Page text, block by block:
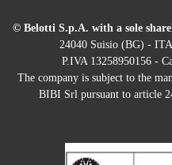
© Belotti S.p.A. with a sole
24040 Suisio (BG) -
P.IVA 13258950156 -
The company is subject to the
BIBI Srl pursuant to article